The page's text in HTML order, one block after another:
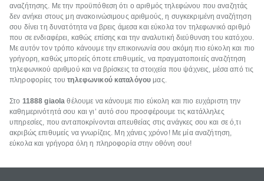
αναζήτησης. Με την προϋπόθεση ότι ο αριθμός τηλεφώνου που αναζητάς
δεν ανήκει στους μη ανακοινώσιμους αριθμούς, η συγκεκριμένη αναζήτηση
σου δίνει τη δυνατότητα να βρεις άμεσα και εύκολα τον τηλεφωνικό αριθμό
που σε ενδιαφέρει, καθώς επίσης και την αναλυτική διεύθυνση του κατόχου.
Με αυτόν τον τρόπο κάνουμε την επικοινωνία σου ακόμη πιο εύκολη και πιο
γρήγορη, καθώς μπορείς όποτε επιθυμείς, να πραγματοποιείς αναζήτηση
τηλεφωνικού αριθμού και να βρίσκεις τα στοιχεία που ψάχνεις, μέσα από τις
πληροφορίες τουτηλεφωνικού καταλόγου μας.
Στο 11888 giaola θέλουμε να κάνουμε πιο εύκολη και πιο ευχάριστη την
καθημερινότητά σου και γι’ αυτό σου προσφέρουμε τις κατάλληλες
υπηρεσίες, που ανταποκρίνονται απευθείας στις ανάγκες σου και σε ό,τι
ακριβώς επιθυμείς να γνωρίζεις. Μη χάνεις χρόνο! Με μία αναζήτηση,
εύκολα και γρήγορα όλη η πληροφορία στην οθόνη σου!